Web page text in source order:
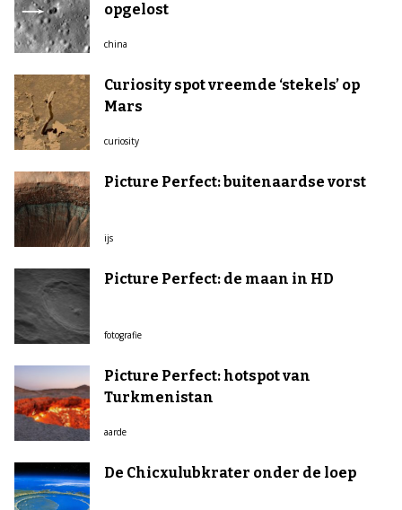
opgelost
china
Curiosity spot vreemde ‘stekels’ op
Mars
curiosity
Picture Perfect: buitenaardse vorst
ijs
Picture Perfect: de maan in HD
fotografie
Picture Perfect: hotspot van
Turkmenistan
aarde
De Chicxulubkrater onder de loep